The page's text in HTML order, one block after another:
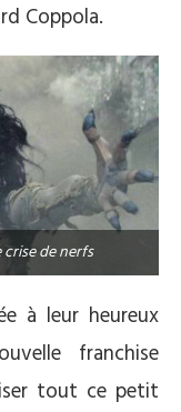
Coppola.
crise de nerfs
à leur heureux
franchise
tout ce petit